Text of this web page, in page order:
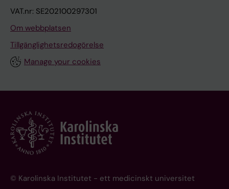
VAT.nr: SE202100297301
Om webbplatsen
Tillgänglighetsredogörelse
Manage your cookies
© Karolinska Institutet - ett medicinskt universitet